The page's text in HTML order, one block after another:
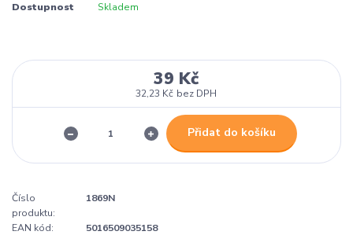
Dostupnost Skladem
39 Kč
32,23 Kč bez DPH
Přidat do košíku
Číslo
produktu:
1869N
EAN kód: 5016509035158